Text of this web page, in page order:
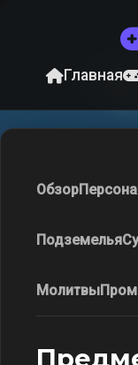
Главная
Обзор
Подземелья
Молитвы